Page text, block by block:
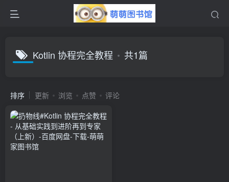
Kotlin 协程完全教程 共1篇
排序 更新 浏览 点赞 评论